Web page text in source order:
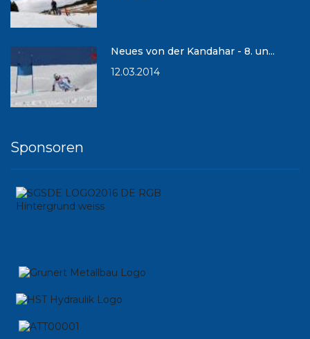
Neues von der Kandahar - 8. un...
12.03.2014
Sponsoren